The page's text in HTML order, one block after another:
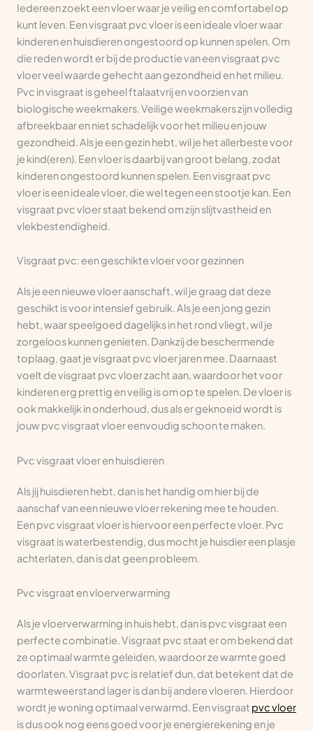
Iedereen zoekt een vloer waar je veilig en comfortabel op
kunt leven. Een visgraat pvc vloer is een ideale vloer waar
kinderen en huisdieren ongestoord op kunnen spelen. Om
die reden wordt er bij de productie van een visgraat pvc
vloer veel waarde gehecht aan gezondheid en het milieu.
Pvc in visgraat is geheel ftalaatvrij en voorzien van
biologische weekmakers. Veilige weekmakers zijn volledig
afbreekbaar en niet schadelijk voor het milieu en jouw
gezondheid. Als je een gezin hebt, wil je het allerbeste voor
je kind(eren). Een vloer is daarbij van groot belang, zodat
kinderen ongestoord kunnen spelen. Een visgraat pvc
vloer is een ideale vloer, die wel tegen een stootje kan. Een
visgraat pvc vloer staat bekend om zijn slijtvastheid en
vlekbestendigheid.
Visgraat pvc: een geschikte vloer voor gezinnen
Als je een nieuwe vloer aanschaft, wil je graag dat deze
geschikt is voor intensief gebruik. Als je een jong gezin
hebt, waar speelgoed dagelijks in het rond vliegt, wil je
zorgeloos kunnen genieten. Dankzij de beschermende
toplaag, gaat je visgraat pvc vloer jaren mee. Daarnaast
voelt de visgraat pvc vloer zacht aan, waardoor het voor
kinderen erg prettig en veilig is om op te spelen. De vloer is
ook makkelijk in onderhoud, dus als er geknoeid wordt is
jouw pvc visgraat vloer eenvoudig schoon te maken.
Pvc visgraat vloer en huisdieren
Als jij huisdieren hebt, dan is het handig om hier bij de
aanschaf van een nieuwe vloer rekening mee te houden.
Een pvc visgraat vloer is hiervoor een perfecte vloer. Pvc
visgraat is waterbestendig, dus mocht je huisdier een plasje
achterlaten, dan is dat geen probleem.
Pvc visgraat en vloerverwarming
Als je vloerverwarming in huis hebt, dan is pvc visgraat een
perfecte combinatie. Visgraat pvc staat er om bekend dat
ze optimaal warmte geleiden, waardoor ze warmte goed
doorlaten. Visgraat pvc is relatief dun, dat betekent dat de
warmteweerstand lager is dan bij andere vloeren. Hierdoor
wordt je woning optimaal verwarmd. Een visgraat pvc vloer
is dus ook nog eens goed voor je energierekening en je